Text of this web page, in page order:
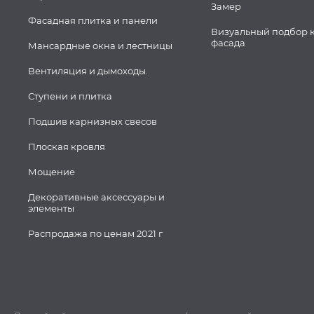
Фасадная плитка и панели
Мансардные окна и лестницы
Вентиляция и дымоходы.
Ступени и плитка
Подшив карнизных свесов
Плоская кровля
Мощение
Декоративные аксессуары и
элементы
Распродажа по ценам 2021 г
Замер
Визуальный подбор
фасада